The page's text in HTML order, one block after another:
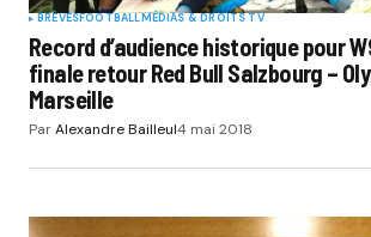
BRÈVESFOOTBALLMÉDIAS & DROITS TV
Record d’audience historique pour
finale retour Red Bull Salzbourg –
Marseille
ParAlexandre Bailleul4 mai 2018